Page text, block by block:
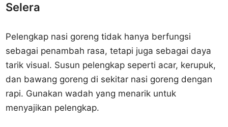
Selera
Pelengkap nasi goreng tidak hanya berfungsi
sebagai penambah rasa, tetapi juga sebagai daya
tarik visual. Susun pelengkap seperti acar, kerupuk,
dan bawang goreng di sekitar nasi goreng dengan
rapi. Gunakan wadah yang menarik untuk
menyajikan pelengkap.